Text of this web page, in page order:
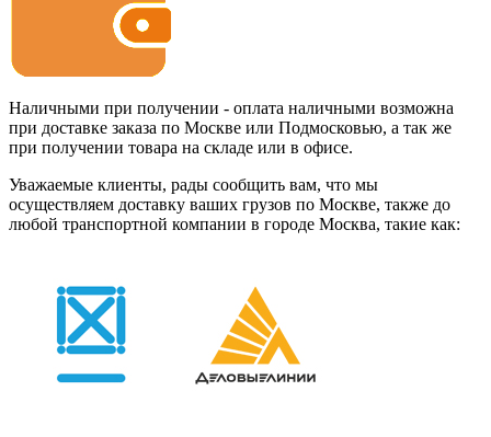
Наличными при получении - оплата наличными возможна
при доставке заказа по Москве или Подмосковью, а так же
при получении товара на складе или в офисе.
Уважаемые клиенты, рады сообщить вам, что мы
осуществляем доставку ваших грузов по Москве, также до
любой транспортной компании в городе Москва, такие как: